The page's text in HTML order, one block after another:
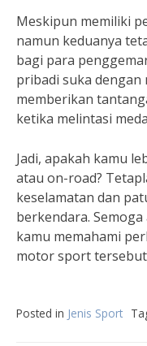
Meskipun memiliki
namun keduanya
bagi para
pribadi suka
memberikan
ketika melintasi
Jadi, apakah kamu
atau on-road?
keselamatan dan
berkendara.
kamu memahami
motor sport
Posted in Jenis Sport